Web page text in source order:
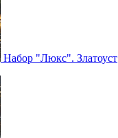
Набор "Люкс". Златоуст